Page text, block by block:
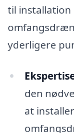
til installation
yderligere
den
at